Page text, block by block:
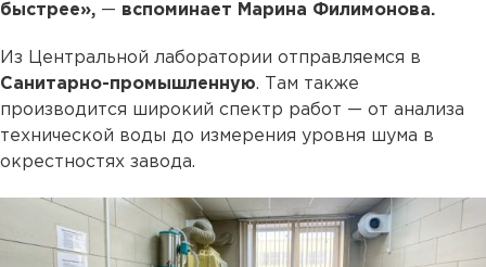
быстрее», — вспоминает Марина Филимонова.
Из Центральной лаборатории отправляемся в
Санитарно-промышленную. Там также
производится широкий спектр работ — от анализа
технической воды до измерения уровня шума в
окрестностях завода.